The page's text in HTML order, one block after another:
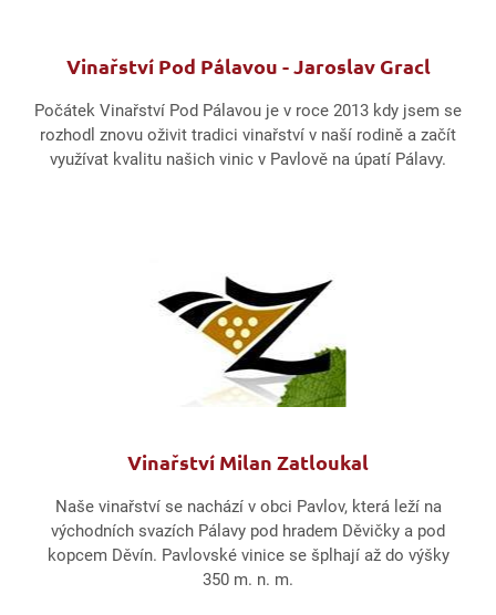
Vinařství Pod Pálavou - Jaroslav Gracl
Počátek Vinařství Pod Pálavou je v roce 2013 kdy jsem se
rozhodl znovu oživit tradici vinařství v naší rodině a začít
využívat kvalitu našich vinic v Pavlově na úpatí Pálavy.
Vinařství Milan Zatloukal
Naše vinařství se nachází v obci Pavlov, která leží na
východních svazích Pálavy pod hradem Děvičky a pod
kopcem Děvín. Pavlovské vinice se šplhají až do výšky
350 m. n. m.